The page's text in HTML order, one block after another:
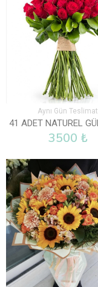
Aynı Gün Teslimat
3500 ₺